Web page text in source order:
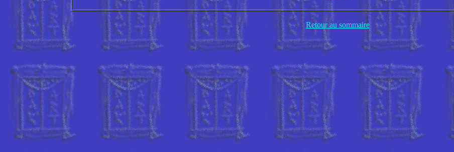
Retour au sommaire